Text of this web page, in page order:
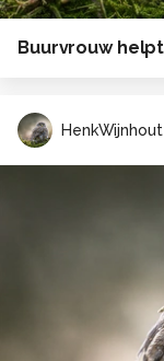
HenkWijnhout